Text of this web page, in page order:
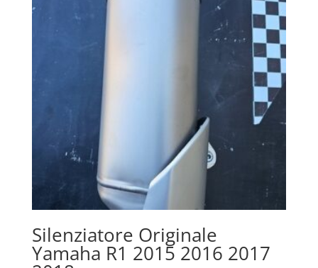
Silenziatore Originale
Yamaha R1 2015 2016 2017